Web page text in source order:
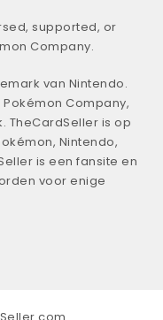
supported, or
Company.
van Nintendo.
Company,
TheCardSeller is op
Nintendo,
is een fansite en
voor enige